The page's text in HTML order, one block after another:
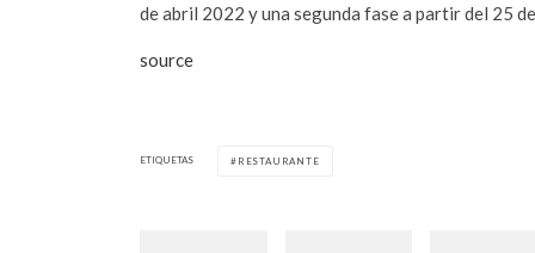
de abril 2022 y una segunda fase a partir del 25
source
ETIQUETAS RESTAURANTE